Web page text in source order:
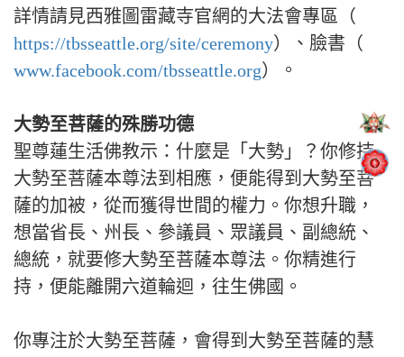
詳情請見西雅圖雷藏寺官網的大法會專區（
https://tbsseattle.org/site/ceremony）、臉書（
www.facebook.com/tbsseattle.org）。
大勢至菩薩的殊勝功德
聖尊蓮生活佛教示：什麼是「大勢」？你修持
大勢至菩薩本尊法到相應，便能得到大勢至菩
薩的加被，從而獲得世間的權力。你想升職，
想當省長、州長、參議員、眾議員、副總統、
總統，就要修大勢至菩薩本尊法。你精進行
持，便能離開六道輪迴，往生佛國。
你專注於大勢至菩薩，會得到大勢至菩薩的慧